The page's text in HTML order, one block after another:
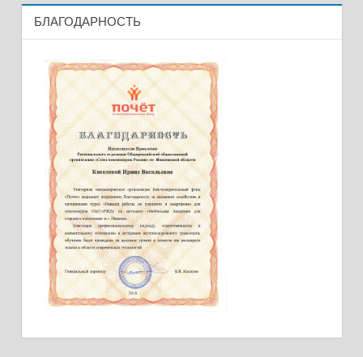
БЛАГОДАРНОСТЬ